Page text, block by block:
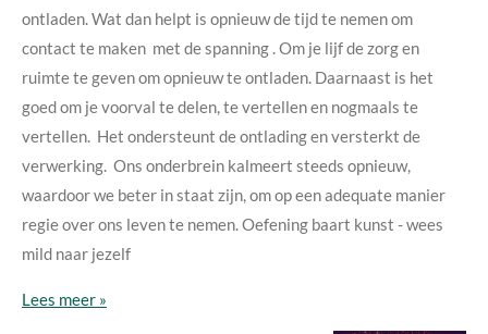
ontladen. Wat dan helpt is opnieuw de tijd te nemen om
contact te maken met de spanning . Om je lijf de zorg en
ruimte te geven om opnieuw te ontladen. Daarnaast is het
goed om je voorval te delen, te vertellen en nogmaals te
vertellen. Het ondersteunt de ontlading en versterkt de
verwerking. Ons onderbrein kalmeert steeds opnieuw,
waardoor we beter in staat zijn, om op een adequate manier
regie over ons leven te nemen. Oefening baart kunst - wees
mild naar jezelf
Lees meer »